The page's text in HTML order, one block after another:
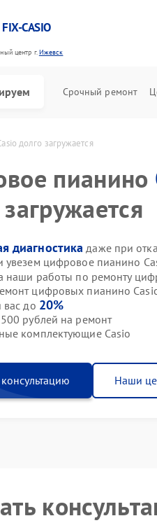
FIX-CASIO
центр г.Ижевск
Срочный ремонт
долго загружается
пианино
диагностика даже при
увезем цифровое пианино
наши работы по ремонту
цифровых пианино
вас до 20%
рублей на ремонт
комплектующие Casio
Наши